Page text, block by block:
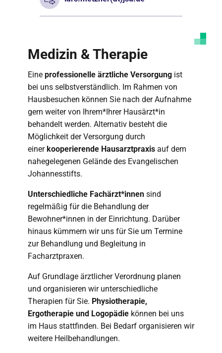
Medizin & Therapie
Eine professionelle ärztliche Versorgung ist
bei uns selbstverständlich. Im Rahmen von
Hausbesuchen können Sie nach der Aufnahme
gern weiter von Ihrem*Ihrer Hausärzt*in
behandelt werden. Alternativ besteht die
Möglichkeit der Versorgung durch
einerkooperierende Hausarztpraxis auf dem
nahegelegenen Gelände des Evangelischen
Johannesstifts.
Unterschiedliche Fachärzt*innen sind
regelmäßig für die Behandlung der
Bewohner*innen in der Einrichtung. Darüber
hinaus kümmern wir uns für Sie um Termine
zur Behandlung und Begleitung in
Facharztpraxen.
Auf Grundlage ärztlicher Verordnung planen
und organisieren wir unterschiedliche
Therapien für Sie. Physiotherapie,
Ergotherapie und Logopädie können bei uns
im Haus stattfinden. Bei Bedarf organisieren wir
weitere Heilbehandlungen.